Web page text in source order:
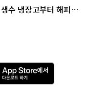
수 냉장고부터 해피소
A
p
p